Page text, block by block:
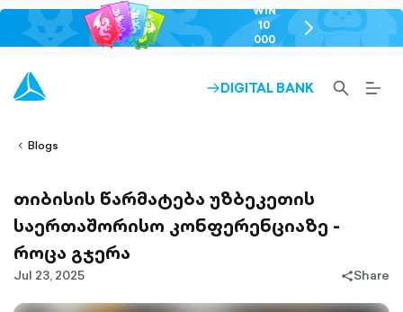
WIN
10
000
chevron-
right-
ARROW-
DIGITAL BANK
SEARCH-
OUTLINED
Blogs
თიბისის წარმატება უზბეკეთის
საერთაშორისო კონფერენციაზე -
როცა გჯერა
Jul 23, 2025
share-
Share